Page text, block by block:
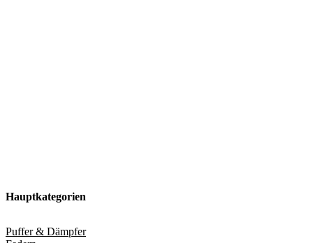
Hauptkategorien
Puffer & Dämpfer